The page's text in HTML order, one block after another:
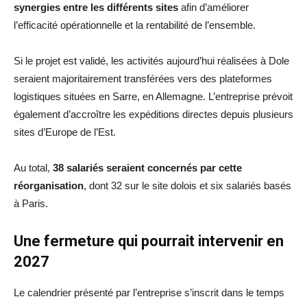
synergies entre les différents sites afin d’améliorer
l’efficacité opérationnelle et la rentabilité de l’ensemble.
Si le projet est validé, les activités aujourd’hui réalisées à Dole
seraient majoritairement transférées vers des plateformes
logistiques situées en Sarre, en Allemagne. L’entreprise prévoit
également d’accroître les expéditions directes depuis plusieurs
sites d’Europe de l’Est.
Au total, 38 salariés seraient concernés par cette
réorganisation, dont 32 sur le site dolois et six salariés basés
à Paris.
Une fermeture qui pourrait intervenir en
2027
Le calendrier présenté par l’entreprise s’inscrit dans le temps